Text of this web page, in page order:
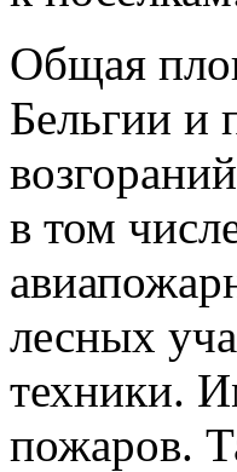
Общая
Бельгии и
в том
лесных
техники.
пожаров.